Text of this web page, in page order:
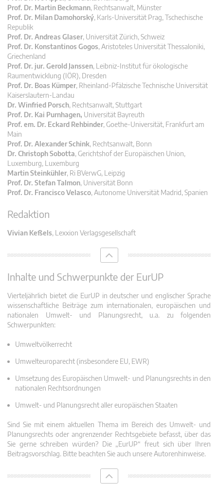
Prof. Dr. Martin Beckmann, Rechtsanwalt, Münster
Prof. Dr. Milan Damohorský, Karls-Universität Prag, Tschechische
Republik
Prof. Dr. Andreas Glaser, Universität Zürich, Schweiz
Prof. Dr. Konstantinos Gogos, Aristoteles Universität Thessaloniki,
Griechenland
Prof. Dr. jur. Gerold Janssen, Leibniz-Institut für ökologische
Raumentwicklung (IÖR), Dresden
Prof. Dr. Boas Kümper, Rheinland-Pfälzische Technische Universität
Kaiserslautern-Landau
Dr. Winfried Porsch, Rechtsanwalt, Stuttgart
Prof. Dr. Kai Purnhagen, Universität Bayreuth
Prof. em. Dr. Eckard Rehbinder, Goethe-Universität, Frankfurt am
Main
Prof. Dr. Alexander Schink, Rechtsanwalt, Bonn
Dr. Christoph Sobotta, Gerichtshof der Europäischen Union,
Luxemburg, Luxemburg
Martin Steinkühler, Ri BVerwG, Leipzig
Prof. Dr. Stefan Talmon, Universität Bonn
Prof. Dr. Francisco Velasco, Autonome Universität Madrid, Spanien
Redaktion
Vivian Keßels, Lexxion Verlagsgesellschaft
Inhalte und Schwerpunkte der EurUP
Vierteljährlich bietet die EurUP in deutscher und englischer Sprache
wissenschaftliche Beiträge zum internationalen, europäischen und
nationalen Umwelt- und Planungsrecht, u.a. zu folgenden
Schwerpunkten:
Umweltvölkerrecht
Umwelteuroparecht (insbesondere EU, EWR)
Umsetzung des Europäischen Umwelt- und Planungsrechts in den
nationalen Rechtsordnungen
Umwelt- und Planungsrecht aller europäischen Staaten
Sind Sie mit einem aktuellen Thema im Bereich des Umwelt- und
Planungsrechts oder angrenzender Rechtsgebiete befasst, über das
Sie gerne schreiben würden? Die „EurUP“ freut sich über Ihren
Beitragsvorschlag. Bitte beachten Sie auch unsere Autorenhinweise.